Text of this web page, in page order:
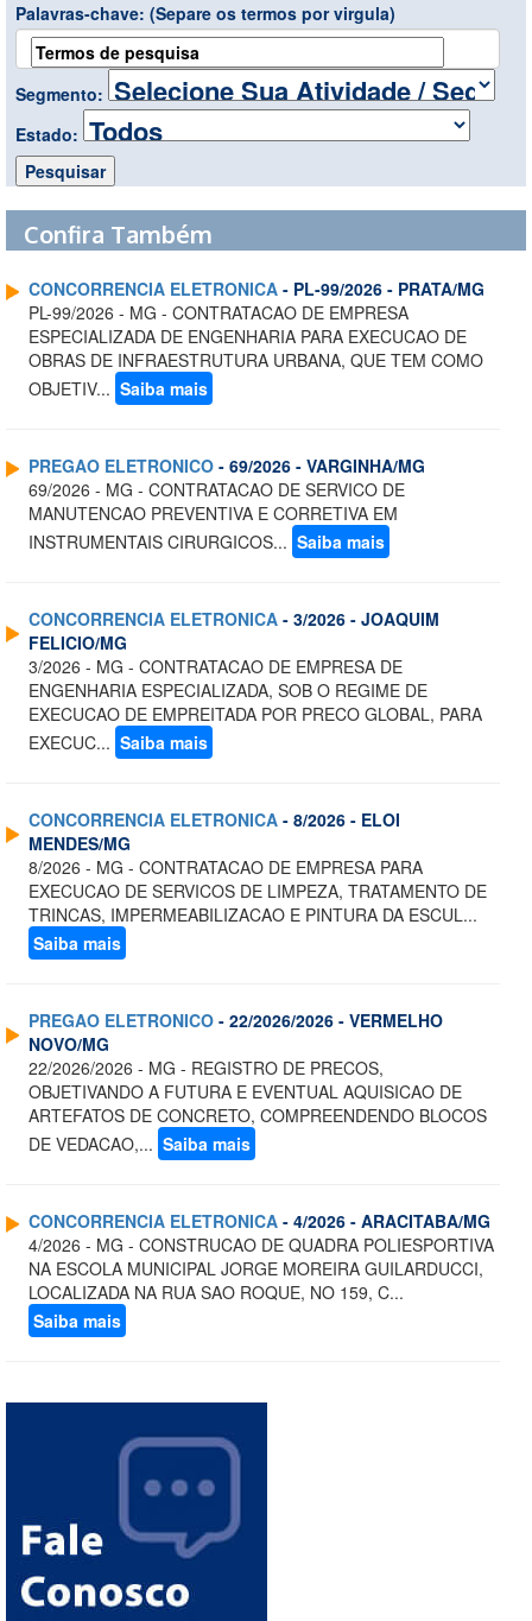
Palavras-chave: (Separe os termos por virgula)
Segmento:
Estado:
Confira Também
CONCORRENCIA ELETRONICA - PL-99/2026 - PRATA/MG
PL-99/2026 - MG - CONTRATACAO DE EMPRESA
ESPECIALIZADA DE ENGENHARIA PARA EXECUCAO DE
OBRAS DE INFRAESTRUTURA URBANA, QUE TEM COMO
OBJETIV... Saiba mais
PREGAO ELETRONICO - 69/2026 - VARGINHA/MG
69/2026 - MG - CONTRATACAO DE SERVICO DE
MANUTENCAO PREVENTIVA E CORRETIVA EM
INSTRUMENTAIS CIRURGICOS... Saiba mais
CONCORRENCIA ELETRONICA - 3/2026 - JOAQUIM
FELICIO/MG
3/2026 - MG - CONTRATACAO DE EMPRESA DE
ENGENHARIA ESPECIALIZADA, SOB O REGIME DE
EXECUCAO DE EMPREITADA POR PRECO GLOBAL, PARA
EXECUC... Saiba mais
CONCORRENCIA ELETRONICA - 8/2026 - ELOI
MENDES/MG
8/2026 - MG - CONTRATACAO DE EMPRESA PARA
EXECUCAO DE SERVICOS DE LIMPEZA, TRATAMENTO DE
TRINCAS, IMPERMEABILIZACAO E PINTURA DA ESCUL...
Saiba mais
PREGAO ELETRONICO - 22/2026/2026 - VERMELHO
NOVO/MG
22/2026/2026 - MG - REGISTRO DE PRECOS,
OBJETIVANDO A FUTURA E EVENTUAL AQUISICAO DE
ARTEFATOS DE CONCRETO, COMPREENDENDO BLOCOS
DE VEDACAO,... Saiba mais
CONCORRENCIA ELETRONICA - 4/2026 - ARACITABA/MG
4/2026 - MG - CONSTRUCAO DE QUADRA POLIESPORTIVA
NA ESCOLA MUNICIPAL JORGE MOREIRA GUILARDUCCI,
LOCALIZADA NA RUA SAO ROQUE, NO 159, C...
Saiba mais